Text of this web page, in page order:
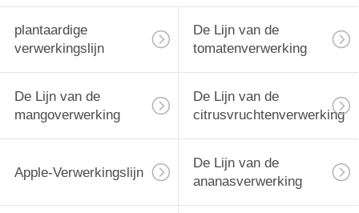
plantaardige
verwerkingslijn
De Lijn van de
tomatenverwerking
De Lijn van de
mangoverwerking
De Lijn van de
citrusvruchtenverwerking
Apple-Verwerkingslijn
De Lijn van de
ananasverwerking